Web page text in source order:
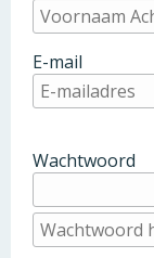
E-mail
Wachtwoord